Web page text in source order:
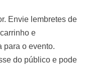
Envie lembretes de
e
para o evento.
do público e pode